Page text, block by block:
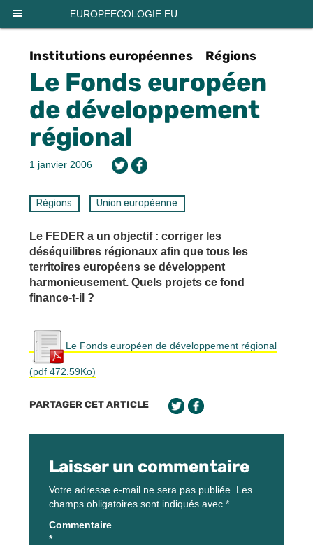
EUROPEECOLOGIE.EU
Institutions européennes Régions
Le Fonds européen
de développement
régional
1 janvier 2006
Régions Union européenne
Le FEDER a un objectif : corriger les
déséquilibres régionaux afin que tous les
territoires européens se développent
harmonieusement. Quels projets ce fond
finance-t-il ?
Le Fonds européen de développement régional
(pdf 472.59Ko)
PARTAGER CET ARTICLE
Laisser un commentaire
Votre adresse e-mail ne sera pas publiée. Les
champs obligatoires sont indiqués avec *
Commentaire
*